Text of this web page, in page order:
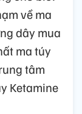
về ma
dây mua
ma túy
tâm
Ketamine